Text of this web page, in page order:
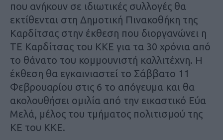
που ανήκουν σε ιδιωτικές συλλογές θα
εκτίθενται στη Δημοτική Πινακοθήκη της
Καρδίτσας στην έκθεση που διοργανώνει η
ΤΕ Καρδίτσας του ΚΚΕ για τα 30 χρόνια από
το θάνατο του κομμουνιστή καλλιτέχνη. Η
έκθεση θα εγκαινιαστεί το Σάββατο 11
Φεβρουαρίου στις 6 το απόγευμα και θα
ακολουθήσει ομιλία από την εικαστικό Εύα
Μελά, μέλος του τμήματος πολιτισμού της
ΚΕ του ΚΚΕ.